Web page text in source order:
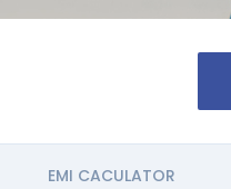
EMI CACULATOR